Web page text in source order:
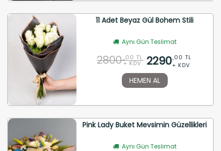
11 Adet Beyaz Gül Bohem Stili
Aynı Gün Teslimat
2800 ,00 TL
+ KDV 2290,00 TL
+ KDV
HEMEN AL
Pink Lady Buket Mevsimin Güzellikleri
Aynı Gün Teslimat